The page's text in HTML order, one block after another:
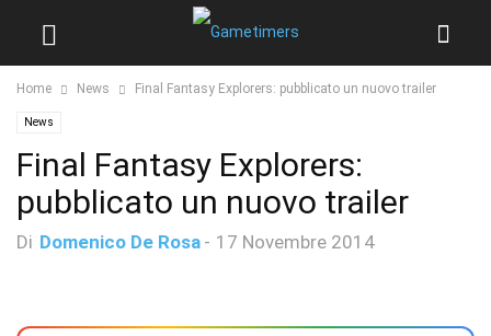
Home News Final Fantasy Explorers: pubblicato un nuovo trailer
News
Final Fantasy Explorers:
pubblicato un nuovo trailer
Di Domenico De Rosa - 17 Novembre 2014